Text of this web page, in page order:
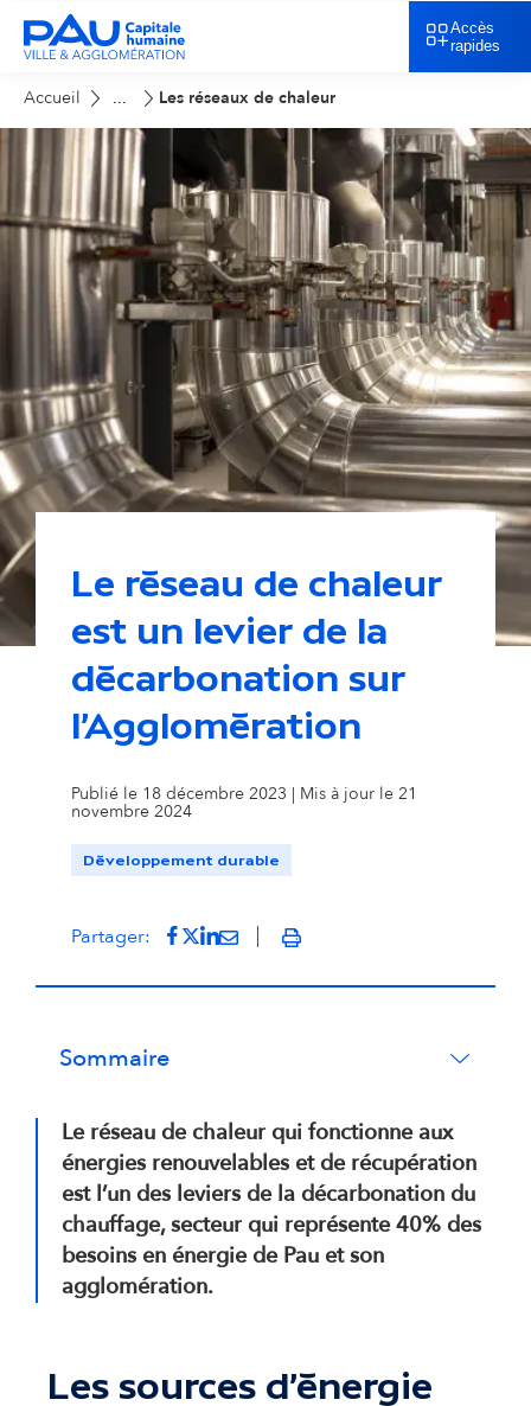
Accès
rapides
Accueil ... Les réseaux de chaleur
© Cyril Garrabos - Agglomération Pau Béarn Pyrénées
Le réseau de chaleur
est un levier de la
décarbonation sur
l'Agglomération
Publié le 18 décembre 2023 | Mis à jour le 21
novembre 2024
Développement durable
Partager: Partager sur Facebook
(s'ouvre dans un nouvel onglet)
Partager sur Twitter
(s'ouvre dans un nouvel onglet)
Partager sur LinkedIn
(s'ouvre dans un nouvel onglet)
Partager par mail
(s'ouvre dans un nouvel
Imprimer
Sommaire
Le réseau de chaleur qui fonctionne aux
énergies renouvelables et de récupération
est l’un des leviers de la décarbonation du
chauffage, secteur qui représente 40% des
besoins en énergie de Pau et son
agglomération.
Les sources d’énergie